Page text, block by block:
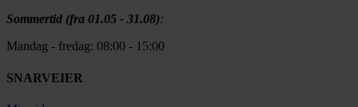
Sommertid (fra 01.05 - 31.08):
Mandag - fredag: 08:00 - 15:00
SNARVEIER